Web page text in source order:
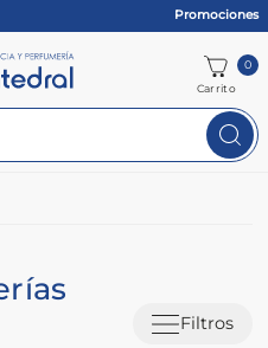
Promociones
Carrito
0
Filtros